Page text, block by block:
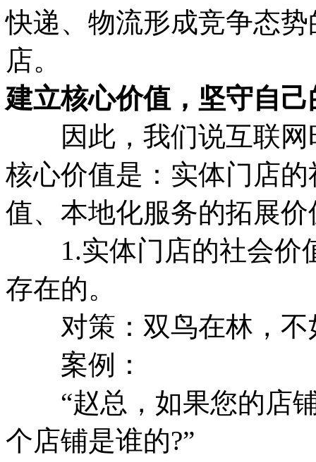
快递、物流形成竞争态
店。
建立核心价值，坚守自己
因此，我们说互联网
核心价值是：实体门店
值、本地化服务的拓展价
1.实体门店的社会价
存在的。
对策：双鸟在林，不
案例：
“赵总，如果您的店铺
个店铺是谁的?”